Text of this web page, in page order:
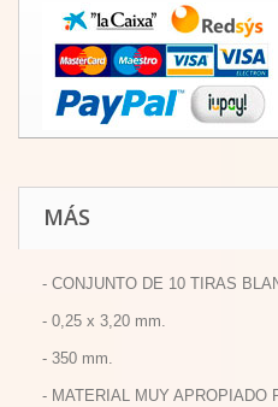
MÁS
- CONJUNTO DE 10 TIRAS
- 0,25 x 3,20 mm.
- 350 mm.
- MATERIAL MUY APROPIADO